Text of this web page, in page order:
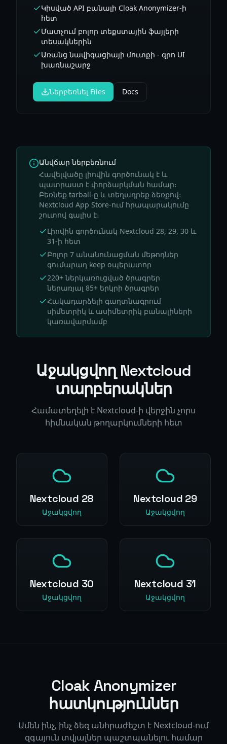
Կիսված API բանալի Cloak Anonymizer-ի
հետ
Մատչում բոլոր տեքստային ֆայլերի
տեսակներին
Առանց նավիգացիայի մուտքի - զրո UI
խառնաշարջ
Ներբեռնել Files Docs
Անվճար ներբեռնում
Հավելվածը լիովին գործունակ է և
պատրաստ է փորձարկման համար։
Բեռնեք tarball-ը և տեղադրեք ձեռքով։
Nextcloud App Store-ում հրապարակումը
շուտով գալիս է։
Լիովին գործունակ Nextcloud 28, 29, 30 և
31-ի հետ
Բոլոր 7 անանունացման մեթոդներ
գումարադ keep օպերատոր
220+ ներկառուցված ծրագրեր
ներառյալ 85+ երկրի ծրագրեր
Հակադարձելի գաղտնագրում
սիմետրիկ և ասիմետրիկ բանալիների
կառավարմամբ
Աջակցվող Nextcloud
տարբերակներ
Համատեղելի է Nextcloud-ի վերջին չորս
հիմնական թողարկումների հետ
Nextcloud 28
Աջակցվող
Nextcloud 29
Աջակցվող
Nextcloud 30
Աջակցվող
Nextcloud 31
Աջակցվող
Cloak Anonymizer
հատկություններ
Ամեն ինչ, ինչ ձեզ անհրաժեշտ է Nextcloud-ում
զգայուն տվյալներ պաշտպանելու համար